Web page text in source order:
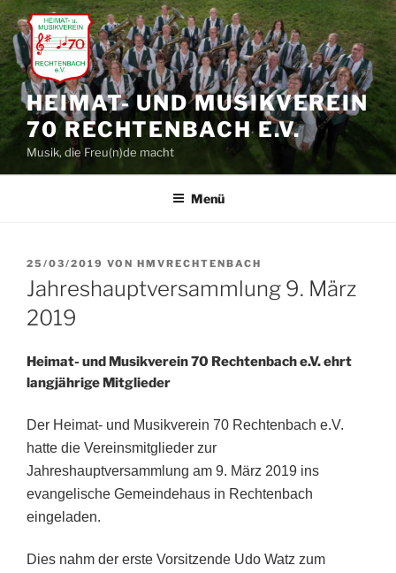
Zum
Inhalt
springen
HEIMAT- UND MUSIKVEREIN
70 RECHTENBACH E.V.
Musik, die Freu(n)de macht
Menü
VERÖFFENTLICHT
AM
25/03/2019 VON HMVRECHTENBACH
Jahreshauptversammlung 9. März
2019
Heimat- und Musikverein 70 Rechtenbach e.V. ehrt
langjährige Mitglieder
Der Heimat- und Musikverein 70 Rechtenbach e.V.
hatte die Vereinsmitglieder zur
Jahreshauptversammlung am 9. März 2019 ins
evangelische Gemeindehaus in Rechtenbach
eingeladen.
Dies nahm der erste Vorsitzende Udo Watz zum